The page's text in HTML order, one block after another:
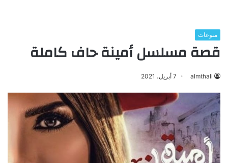
منوعات
قصة مسلسل أمينة حاف كاملة
almthali 7 أبريل، 2021